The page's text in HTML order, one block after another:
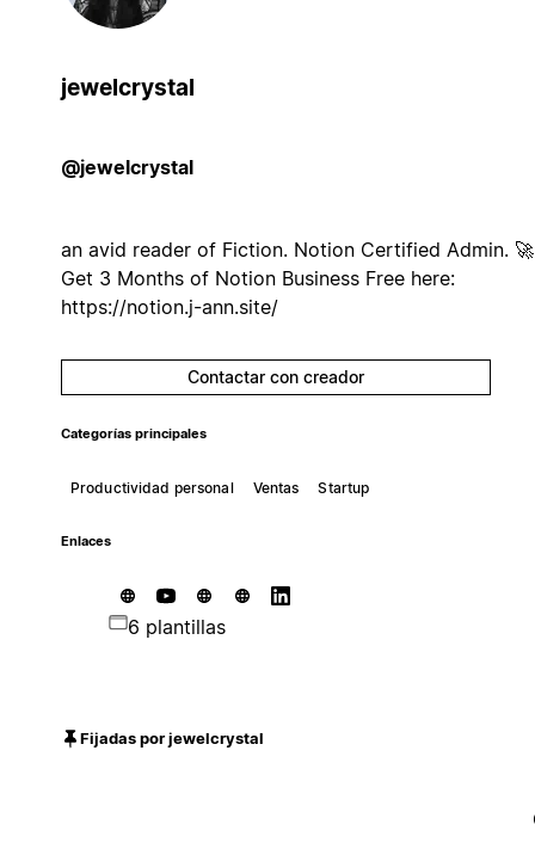
jewelcrystal
@jewelcrystal
an avid reader of Fiction. Notion Certified Admin. 🚀
Get 3 Months of Notion Business Free here:
https://notion.j-ann.site/
Contactar con creador
Categorías principales
Productividad personal Ventas Startup
Enlaces
6 plantillas
Fijadas por jewelcrystal